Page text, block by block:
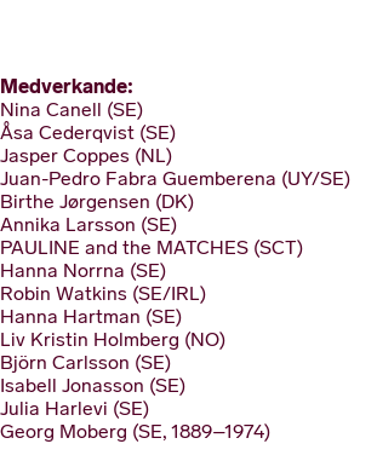
Medverkande:
Nina Canell (SE)
Åsa Cederqvist (SE)
Jasper Coppes (NL)
Juan-Pedro Fabra Guemberena (UY/SE)
Birthe Jørgensen (DK)
Annika Larsson (SE)
PAULINE and the MATCHES (SCT)
Hanna Norrna (SE)
Robin Watkins (SE/IRL)
Hanna Hartman (SE)
Liv Kristin Holmberg (NO)
Björn Carlsson (SE)
Isabell Jonasson (SE)
Julia Harlevi (SE)
Georg Moberg (SE, 1889–1974)